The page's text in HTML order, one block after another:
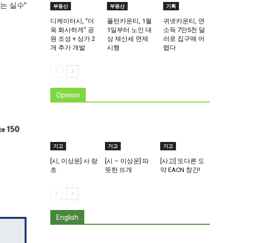
는 실수”
부동산
디케이터시, “더
욱 화사하게” 공
원 조성 + 상가 2
개 추가 개발
부동산
풀턴카운티, 1월
1일부터 노인 대
상 재산세 면제
시행
기획
귀넷카운티, 연
소득 7만5천 달
러로 집구매 어
렵다
Opinion
기고
[시, 이상운] 사 랑
초
기고
[시 – 이상운] 따
뜻한 뜨개
기고
[사고] 또다른 도
약 EACN 창간!
English